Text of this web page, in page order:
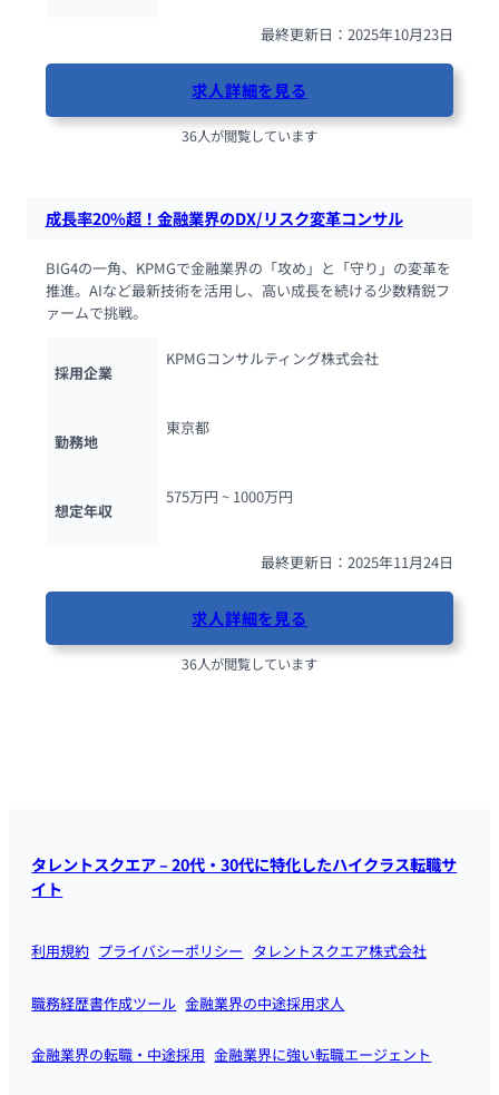
最終更新日：2025年10月23日
求人詳細を見る
36人が閲覧しています
成長率20%超！金融業界のDX/リスク変革コンサル
BIG4の一角、KPMGで金融業界の「攻め」と「守り」の変革を
推進。AIなど最新技術を活用し、高い成長を続ける少数精鋭フ
ァームで挑戦。
採用企業
KPMGコンサルティング株式会社
勤務地
東京都
想定年収
575万円 ~ 1000万円
最終更新日：2025年11月24日
求人詳細を見る
36人が閲覧しています
タレントスクエア – 20代・30代に特化したハイクラス転職サ
イト
利用規約 プライバシーポリシー タレントスクエア株式会社
職務経歴書作成ツール 金融業界の中途採用求人
金融業界の転職・中途採用 金融業界に強い転職エージェント